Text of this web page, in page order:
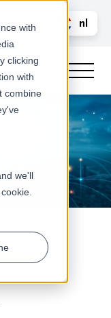
with
clicking
with
combine
we'll
nl